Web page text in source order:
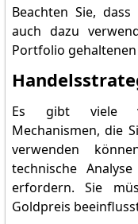
Beachten Sie,
auch dazu
Portfolio
Es gibt viele
Mechanismen, die
verwenden
technische
erfordern. Sie
Goldpreis